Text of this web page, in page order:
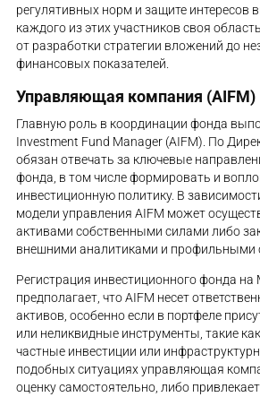
регулятивных норм и защите интересов
каждого из этих участников своя
от разработки стратегии вложений до
финансовых показателей.
Управляющая компания (AIFM)
Главную роль в координации фонда
Investment Fund Manager (AIFM). По
обязан отвечать за ключевые
фонда, в том числе формировать и
инвестиционную политику. В
модели управления AIFM может
активами собственными силами либо
внешними аналитиками и профильными
Регистрация инвестиционного фонда на
предполагает, что AIFM несет
активов, особенно если в портфеле
или неликвидные инструменты, такие
частные инвестиции или
подобных ситуациях управляющая
оценку самостоятельно, либо